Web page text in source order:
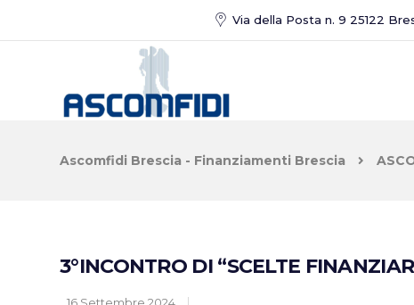
Via della Posta n. 9 25122
Ascomfidi Brescia - Finanziamenti Brescia
3°INCONTRO DI “SCELTE